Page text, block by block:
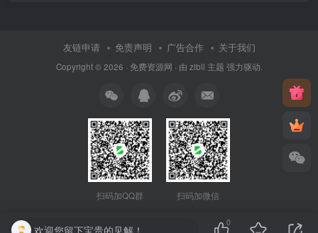
友链申请 免责声明 广告合作 关于我们
Copyright © 2026 · 免费资源网 · 由 zibll 主题 强力驱动.
扫码加QQ群 扫码加微信
欢迎您留下宝贵的见解！
0